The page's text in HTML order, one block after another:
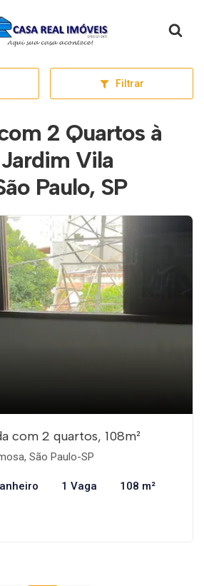
inicial
Filtrar
2 Quartos à
Vila
Paulo, SP
com 2 quartos, 108m²
São Paulo-SP
1 Vaga 108 m²